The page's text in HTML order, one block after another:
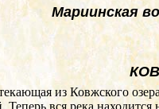
Мариинская
из Ковжского
вся река находится